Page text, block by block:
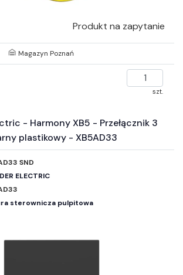
Produkt na zapytanie
Magazyn Poznań
szt.
- Harmony XB5 - Przełącznik 3
plastikowy - XB5AD33
SND
ELECTRIC
sterownicza pulpitowa